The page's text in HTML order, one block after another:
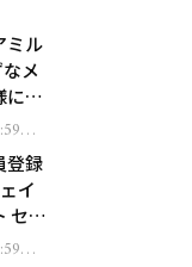
ミル
メ
にプ
ま
登録
イ
ま